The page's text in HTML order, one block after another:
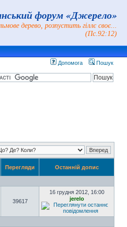
форум «Джерело»
дерево, розпустить гіллє своє...
(Пс.92:12)
Допомога Пошук
Перегляди Останній допис
39617
16 грудня 2012, 16:00
jerelo